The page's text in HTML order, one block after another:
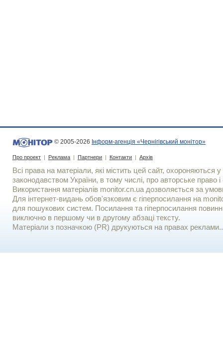
© 2005-2026 Інформ-агенція «Чернігівський монітор»
Про проект | Реклама | Партнери | Контакти | Архів
Всі права на матеріали, які містить цей сайт, охороняються у
законодавством України, в тому числі, про авторське право і
Використання матерiалiв monitor.cn.ua дозволяється за
Для iнтернет-видань обов'язковим є гiперпосилання на
для пошукових систем. Посилання та гіперпосилання
виключно в першому чи в другому абзаці тексту.
Матеріали з позначкою (PR) друкуються на правах реклами..